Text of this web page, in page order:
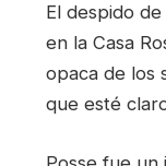
El despido
en la Casa
opaca de los
que esté